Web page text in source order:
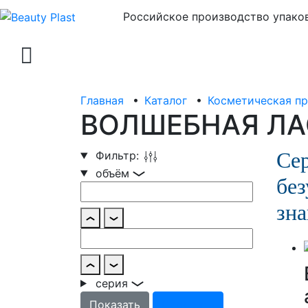
Российское производство
Главная • Каталог • Косметическая
ВОЛШЕБНАЯ
Фильтр:
объём
серия